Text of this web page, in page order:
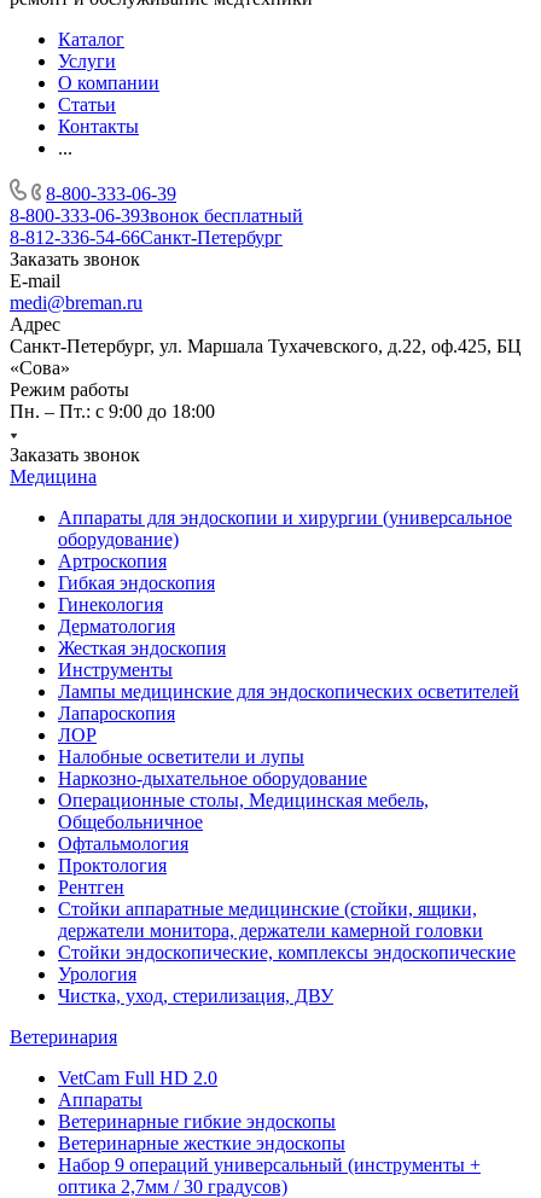
Каталог
Услуги
О компании
Статьи
Контакты
...
8-800-333-06-39
8-800-333-06-39Звонок бесплатный
8-812-336-54-66Санкт-Петербург
Заказать звонок
E-mail
medi@breman.ru
Адрес
Санкт-Петербург, ул. Маршала Тухачевского, д.22, оф.425, БЦ
«Сова»
Режим работы
Пн. – Пт.: с 9:00 до 18:00
Заказать звонок
Медицина
Аппараты для эндоскопии и хирургии (универсальное
оборудование)
Артроскопия
Гибкая эндоскопия
Гинекология
Дерматология
Жесткая эндоскопия
Инструменты
Лампы медицинские для эндоскопических осветителей
Лапароскопия
ЛОР
Налобные осветители и лупы
Наркозно-дыхательное оборудование
Операционные столы, Медицинская мебель,
Общебольничное
Офтальмология
Проктология
Рентген
Стойки аппаратные медицинские (стойки, ящики,
держатели монитора, держатели камерной головки
Стойки эндоскопические, комплексы эндоскопические
Урология
Чистка, уход, стерилизация, ДВУ
Ветеринария
VetCam Full HD 2.0
Аппараты
Ветеринарные гибкие эндоскопы
Ветеринарные жесткие эндоскопы
Набор 9 операций универсальный (инструменты +
оптика 2,7мм / 30 градусов)